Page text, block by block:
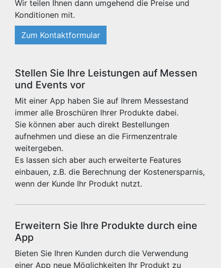
Wir teilen Ihnen dann umgehend die Preise und
Konditionen mit.
Zum Kontaktformular
Stellen Sie Ihre Leistungen auf Messen
und Events vor
Mit einer App haben Sie auf Ihrem Messestand
immer alle Broschüren Ihrer Produkte dabei.
Sie können aber auch direkt Bestellungen
aufnehmen und diese an die Firmenzentrale
weitergeben.
Es lassen sich aber auch erweiterte Features
einbauen, z.B. die Berechnung der Kostenersparnis,
wenn der Kunde Ihr Produkt nutzt.
Erweitern Sie Ihre Produkte durch eine
App
Bieten Sie Ihren Kunden durch die Verwendung
einer App neue Möglichkeiten Ihr Produkt zu